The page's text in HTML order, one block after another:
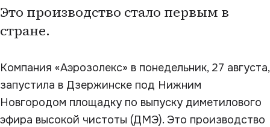
Это производство стало первым в
стране.
Компания «Аэрозолекс» в понедельник, 27 августа,
запустила в Дзержинске под Нижним
Новгородом площадку по выпуску диметилового
эфира высокой чистоты (ДМЭ). Это производство